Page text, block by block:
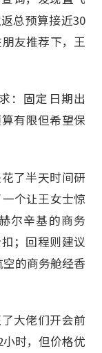
总预算接近30
友推荐下，王
：固定日期出
有限但希望保
了半天时间研
个让王女士惊
尔辛基的商务
；回程则建议
的商务舱经香
大佬们开会前
时，但价格优